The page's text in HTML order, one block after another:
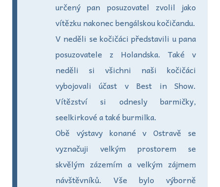
určený pan posuzovatel zvolil jako
vítězku nakonec bengálskou kočičandu.
V neděli se kočičáci představili u pana
posuzovatele z Holandska. Také v
neděli si všichni naši kočičáci
vybojovali účast v Best in Show.
Vítězství si odnesly barmičky,
seelkirkové a také burmilka.
Obě výstavy konané v Ostravě se
vyznačuji velkým prostorem se
skvělým zázemím a velkým zájmem
návštěvníků. Vše bylo výborně